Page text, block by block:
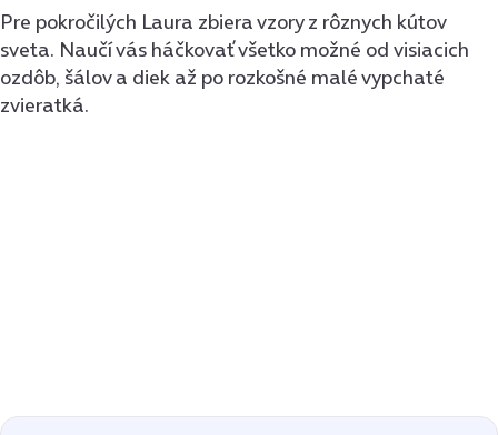
Pre pokročilých Laura zbiera vzory z rôznych kútov
sveta. Naučí vás háčkovať všetko možné od visiacich
ozdôb, šálov a diek až po rozkošné malé vypchaté
zvieratká.